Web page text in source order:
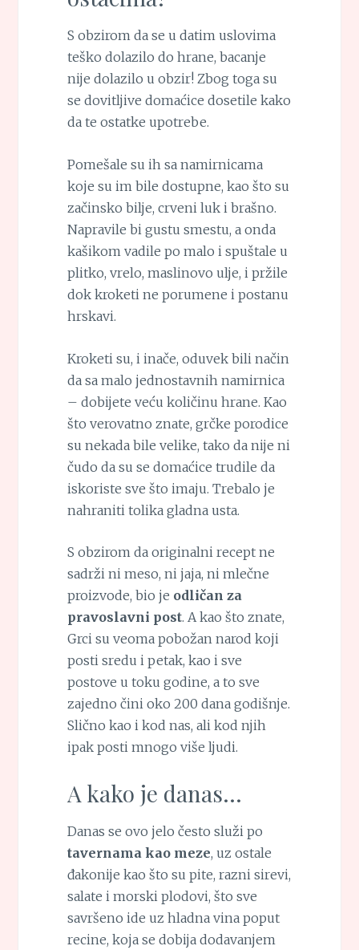
S obzirom da se u datim uslovima
teško dolazilo do hrane, bacanje
nije dolazilo u obzir! Zbog toga su
se dovitljive domaćice dosetile kako
da te ostatke upotrebe.
Pomešale su ih sa namirnicama
koje su im bile dostupne, kao što su
začinsko bilje, crveni luk i brašno.
Napravile bi gustu smestu, a onda
kašikom vadile po malo i spuštale u
plitko, vrelo, maslinovo ulje, i pržile
dok kroketi ne porumene i postanu
hrskavi.
Kroketi su, i inače, oduvek bili način
da sa malo jednostavnih namirnica
– dobijete veću količinu hrane. Kao
što verovatno znate, grčke porodice
su nekada bile velike, tako da nije ni
čudo da su se domaćice trudile da
iskoriste sve što imaju. Trebalo je
nahraniti tolika gladna usta.
S obzirom da originalni recept ne
sadrži ni meso, ni jaja, ni mlečne
proizvode, bio je odličan za
pravoslavni post. A kao što znate,
Grci su veoma pobožan narod koji
posti sredu i petak, kao i sve
postove u toku godine, a to sve
zajedno čini oko 200 dana godišnje.
Slično kao i kod nas, ali kod njih
ipak posti mnogo više ljudi.
A kako je danas…
Danas se ovo jelo često služi po
tavernama kao meze, uz ostale
đakonije kao što su pite, razni sirevi,
salate i morski plodovi, što sve
savršeno ide uz hladna vina poput
recine, koja se dobija dodavanjem